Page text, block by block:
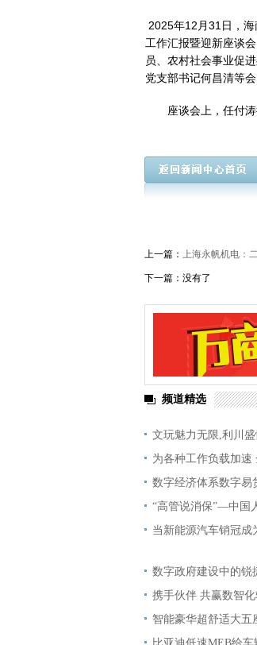
2025年12月31日，
工作汇报暨迎新座谈
员、农村社会事业促
党支部书记何昌清等
座谈会上，任付
上一篇： 上海永帆机电：
下一篇：没有了
频道精选
文玩魅力无限,利川
为各种工作负载加速
数字经济体系数字易
“高管说消保”—中国
当新能源汽车销冠成
数字政府建设中的锐
携手伙伴 共赢数智
智能豪华超舒适大五